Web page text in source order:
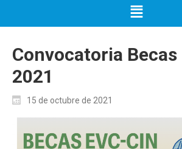
Convocatoria Becas
2021
15 de octubre de 2021